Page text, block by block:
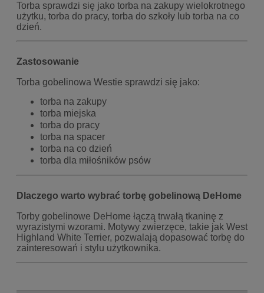
Torba sprawdzi się jako torba na zakupy wielokrotnego
użytku, torba do pracy, torba do szkoły lub torba na co
dzień.
Zastosowanie
Torba gobelinowa Westie sprawdzi się jako:
torba na zakupy
torba miejska
torba do pracy
torba na spacer
torba na co dzień
torba dla miłośników psów
Dlaczego warto wybrać torbę gobelinową DeHome
Torby gobelinowe DeHome łączą trwałą tkaninę z
wyrazistymi wzorami. Motywy zwierzęce, takie jak West
Highland White Terrier, pozwalają dopasować torbę do
zainteresowań i stylu użytkownika.